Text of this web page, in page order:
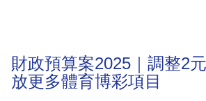
財政預算案2025｜調整2
放更多體育博彩項目